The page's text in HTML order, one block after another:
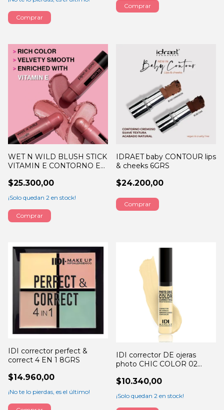
Comprar
WET N WILD BLUSH STICK
VITAMIN E CONTORNO EN
$25.300,00
¡Solo quedan 2 en stock!
Comprar
IDRAET baby CONTOUR lips
& cheeks 6GRS
$24.200,00
Comprar
IDI corrector perfect &
correct 4 EN 1 8GRS
$14.960,00
¡No te lo pierdas, es el último!
IDI corrector DE ojeras
photo CHIC COLOR 02
$10.340,00
¡Solo quedan 2 en stock!